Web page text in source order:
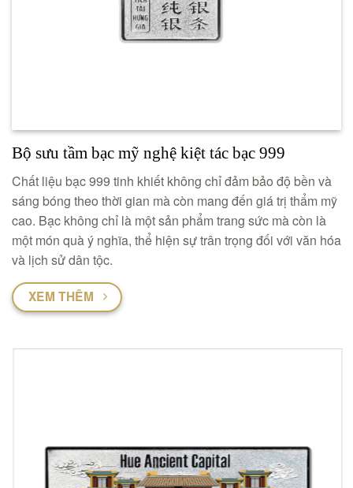
Bộ sưu tầm bạc mỹ nghệ kiệt tác bạc 999
Chất liệu bạc 999 tinh khiết không chỉ đảm bảo độ bền và
sáng bóng theo thời gian mà còn mang đến giá trị thẩm mỹ
cao. Bạc không chỉ là một sản phẩm trang sức mà còn là
một món quà ý nghĩa, thể hiện sự trân trọng đối với văn hóa
và lịch sử dân tộc.
XEM THÊM